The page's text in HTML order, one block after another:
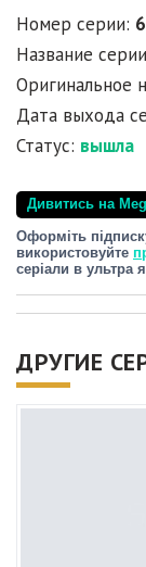
Номер серии: 6
Название
Оригинальное
Дата выхода
Статус: вышла
Дивитись на
Оформіть
використовуйте
серіали в ультра
ДРУГИЕ